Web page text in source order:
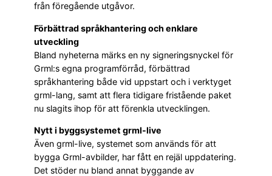
från föregående utgåvor.
Förbättrad språkhantering och enklare
utveckling
Bland nyheterna märks en ny signeringsnyckel för
Grml:s egna programförråd, förbättrad
språkhantering både vid uppstart och i verktyget
grml-lang, samt att flera tidigare fristående paket
nu slagits ihop för att förenkla utvecklingen.
Nytt i byggsystemet grml-live
Även grml-live, systemet som används för att
bygga Grml-avbilder, har fått en rejäl uppdatering.
Det stöder nu bland annat byggande av